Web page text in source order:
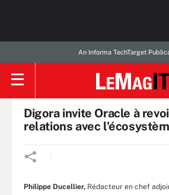
An Informa TechTarget
Digora invite Oracle à
relations avec
Philippe Ducellier, Rédacteur en chef